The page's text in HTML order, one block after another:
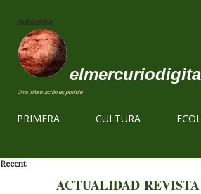
Subscribe
Otra información es posible
PRIMERA CULTURA
Recent
ACTUALIDAD REVISTA